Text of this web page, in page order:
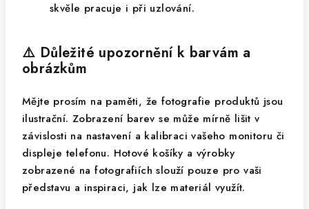
skvěle pracuje i při uzlování.
⚠️ Důležité upozornění k barvám a
obrázkům
Mějte prosím na paměti, že fotografie produktů jsou
ilustrační. Zobrazení barev se může mírně lišit v
závislosti na nastavení a kalibraci vašeho monitoru či
displeje telefonu. Hotové košíky a výrobky
zobrazené na fotografiích slouží pouze pro vaši
představu a inspiraci, jak lze materiál využít.